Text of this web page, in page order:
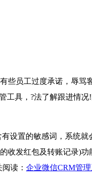
员工过度承诺，辱骂
工具，?法了解跟进情
设置的敏感词，系统就
收发红包及转账记录)
读： 企业微信CRM管